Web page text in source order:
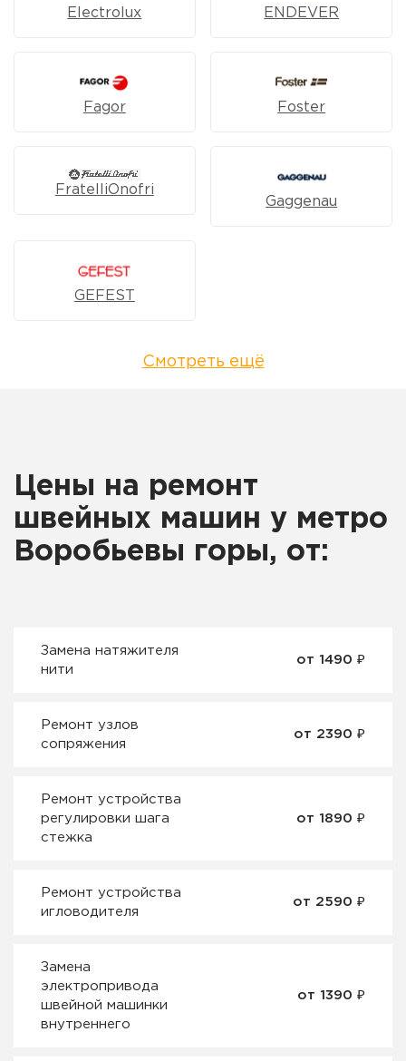
Electrolux ENDEVER
Fagor Foster
FratelliOnofri
Gaggenau
GEFEST
Смотреть ещё
Цены на ремонт
швейных машин у метро
Воробьевы горы, от:
Замена натяжителя
нити
от 1490 ₽
Ремонт узлов
сопряжения
от 2390 ₽
Ремонт устройства
регулировки шага
стежка
от 1890 ₽
Ремонт устройства
игловодителя
от 2590 ₽
Замена
электропривода
швейной машинки
внутреннего
от 1390 ₽